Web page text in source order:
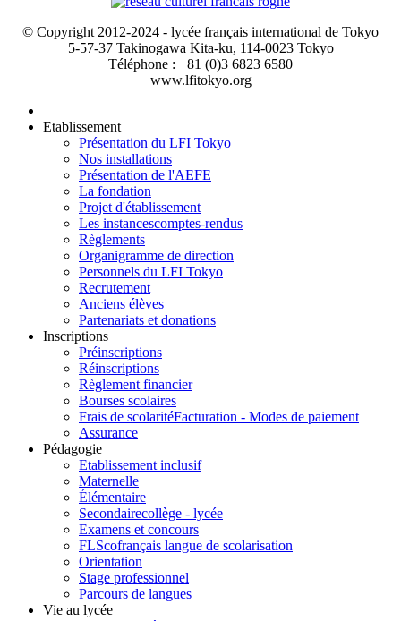
© Copyright 2012-2024 - lycée français international de Tokyo
5-57-37 Takinogawa Kita-ku, 114-0023 Tokyo
Téléphone : +81 (0)3 6823 6580
www.lfitokyo.org
Etablissement
Présentation du LFI Tokyo
Nos installations
Présentation de l'AEFE
La fondation
Projet d'établissement
Les instancescomptes-rendus
Règlements
Organigramme de direction
Personnels du LFI Tokyo
Recrutement
Anciens élèves
Partenariats et donations
Inscriptions
Préinscriptions
Réinscriptions
Règlement financier
Bourses scolaires
Frais de scolaritéFacturation - Modes de paiement
Assurance
Pédagogie
Etablissement inclusif
Maternelle
Élémentaire
Secondairecollège - lycée
Examens et concours
FLScofrançais langue de scolarisation
Orientation
Stage professionnel
Parcours de langues
Vie au lycée